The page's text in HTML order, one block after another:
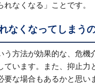
れなくなる」ことです。
なくなってしまう
う方法が効果的な、危機
ています。また、抑止力
要な場合もあるかと思い